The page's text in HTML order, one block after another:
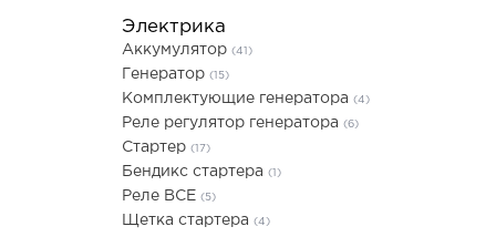
Электрика
Аккумулятор (41)
Генератор (15)
Комплектующие генератора (4)
Реле регулятор генератора (6)
Стартер (17)
Бендикс стартера (1)
Реле ВСЕ (5)
Щетка стартера (4)